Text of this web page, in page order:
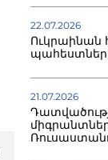
22.07.2026
Ուկրաինան
21.07.2026